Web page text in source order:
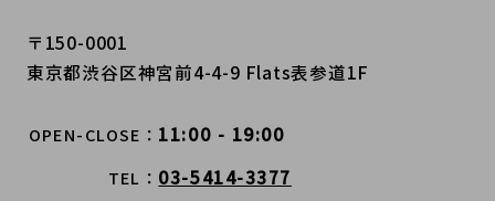
〒150-0001
東京都渋谷区神宮前4-4-9 Flats表参道1F
OPEN-CLOSE 11:00 - 19:00
TEL 03-5414-3377